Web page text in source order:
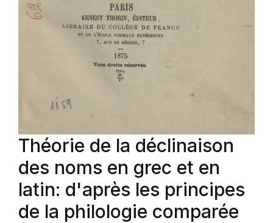
Théorie de la déclinaison
des noms en grec et en
latin: d'après les principes
de la philologie comparée